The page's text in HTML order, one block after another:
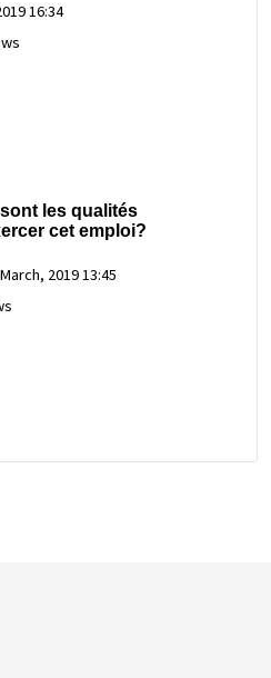
16:34
les qualités
cet emploi?
2019 13:45